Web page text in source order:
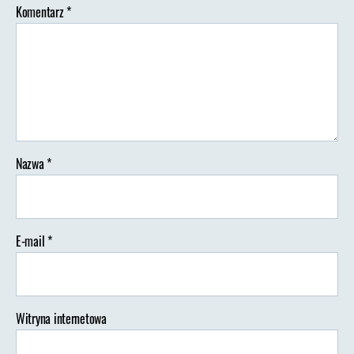
Komentarz*
Nazwa*
E-mail*
Witryna internetowa